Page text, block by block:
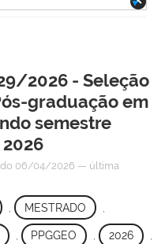
2026 - Seleção
graduação em
semestre
06/04/2026 — última
MESTRADO
, PPGGEO , 2026 ,